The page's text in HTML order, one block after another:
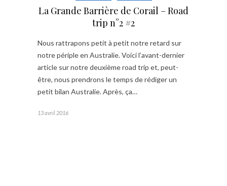
La Grande Barrière de Corail – Road
trip n°2 #2
Nous rattrapons petit à petit notre retard sur
notre périple en Australie. Voici l’avant-dernier
article sur notre deuxième road trip et, peut-
être, nous prendrons le temps de rédiger un
petit bilan Australie. Après, ça…
13 avril 2016